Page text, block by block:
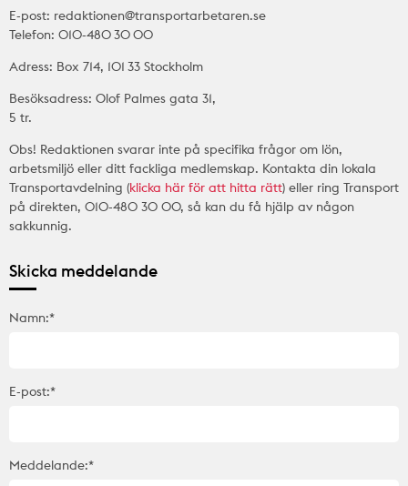
E-post: redaktionen@transportarbetaren.se
Telefon: 010-480 30 00
Adress: Box 714, 101 33 Stockholm
Besöksadress: Olof Palmes gata 31,
5 tr.
Obs! Redaktionen svarar inte på specifika frågor om lön,
arbetsmiljö eller ditt fackliga medlemskap. Kontakta din lokala
Transportavdelning (klicka här för att hitta rätt) eller ring Transport
på direkten, 010-480 30 00, så kan du få hjälp av någon
sakkunnig.
Skicka meddelande
Namn:*
E-post:*
Meddelande:*